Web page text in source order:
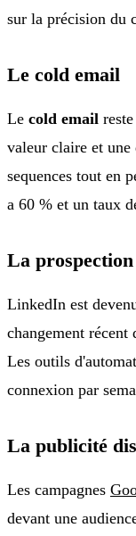
sur la précision du
Le cold email
Le cold email
valeur claire et
sequences tout en
a 60 % et un taux
La
LinkedIn est
changement
Les outils
connexion par
La publicité
Les campagnes
devant une